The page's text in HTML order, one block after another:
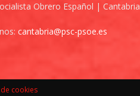
Obrero Español | Cantabria
cantabria@psc-psoe.es
cookies